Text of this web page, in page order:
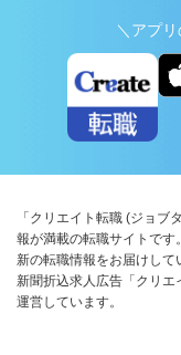
＼アプ
「クリエイト転職 (ジョ
報が満載の転職サイトで
新の転職情報をお届けして
新聞折込求人広告「クリ
運営しています。